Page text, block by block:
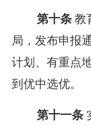
第十条 教
局，发布申报
计划、有重点
到优中选优。
第十一条